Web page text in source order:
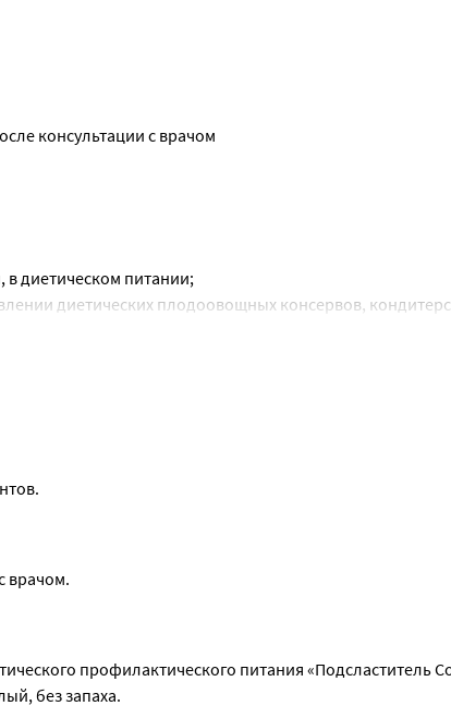
консультации с врачом
диетическом питании;
диетических плодоовощных консервов,
изготовлении аскорбиновой кислоты (витамин С),
врачом.
профилактического питания «Подсластитель
без запаха.